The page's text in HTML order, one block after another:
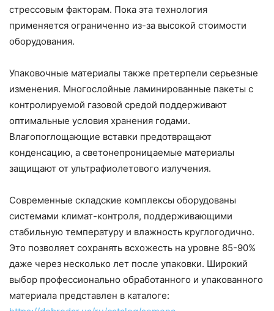
стрессовым факторам. Пока эта технология
применяется ограниченно из-за высокой стоимости
оборудования.
Упаковочные материалы также претерпели серьезные
изменения. Многослойные ламинированные пакеты с
контролируемой газовой средой поддерживают
оптимальные условия хранения годами.
Влагопоглощающие вставки предотвращают
конденсацию, а светонепроницаемые материалы
защищают от ультрафиолетового излучения.
Современные складские комплексы оборудованы
системами климат-контроля, поддерживающими
стабильную температуру и влажность круглогодично.
Это позволяет сохранять всхожесть на уровне 85-90%
даже через несколько лет после упаковки. Широкий
выбор профессионально обработанного и упакованного
материала представлен в каталоге: